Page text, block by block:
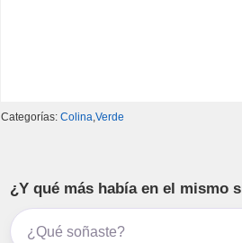
Categorías: Colina,Verde
¿Y qué más había en el mismo